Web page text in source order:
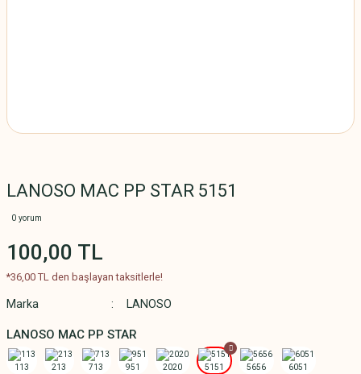
LANOSO MAC PP STAR 5151
0 yorum
100,00 TL
*36,00 TL den başlayan taksitlerle!
Marka LANOSO
LANOSO MAC PP STAR